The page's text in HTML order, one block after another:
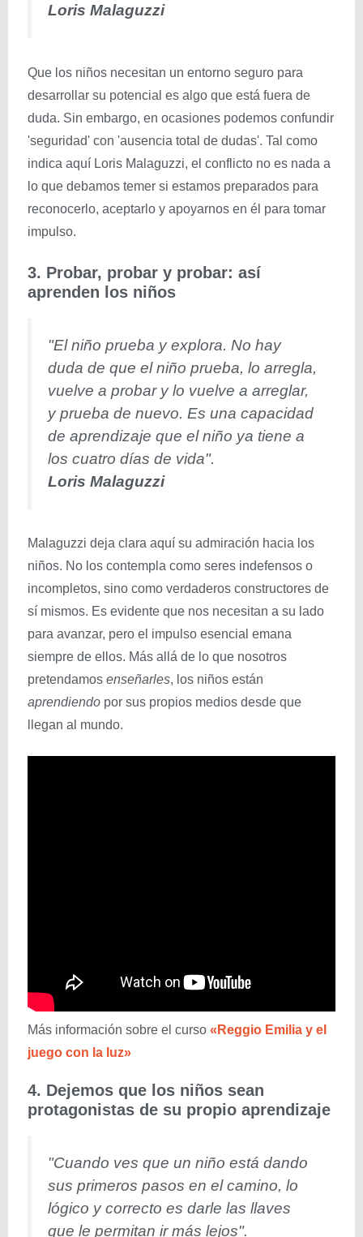
Loris Malaguzzi
Que los niños necesitan un entorno seguro para
desarrollar su potencial es algo que está fuera de
duda. Sin embargo, en ocasiones podemos confundir
'seguridad' con 'ausencia total de dudas'. Tal como
indica aquí Loris Malaguzzi, el conflicto no es nada a
lo que debamos temer si estamos preparados para
reconocerlo, aceptarlo y apoyarnos en él para tomar
impulso.
3. Probar, probar y probar: así
aprenden los niños
"El niño prueba y explora. No hay
duda de que el niño prueba, lo arregla,
vuelve a probar y lo vuelve a arreglar,
y prueba de nuevo. Es una capacidad
de aprendizaje que el niño ya tiene a
los cuatro días de vida".
Loris Malaguzzi
Malaguzzi deja clara aquí su admiración hacia los
niños. No los contempla como seres indefensos o
incompletos, sino como verdaderos constructores de
sí mismos. Es evidente que nos necesitan a su lado
para avanzar, pero el impulso esencial emana
siempre de ellos. Más allá de lo que nosotros
pretendamos enseñarles, los niños están
aprendiendo por sus propios medios desde que
llegan al mundo.
Más información sobre el curso «Reggio Emilia y el
juego con la luz»
4. Dejemos que los niños sean
protagonistas de su propio aprendizaje
"Cuando ves que un niño está dando
sus primeros pasos en el camino, lo
lógico y correcto es darle las llaves
que le permitan ir más lejos".